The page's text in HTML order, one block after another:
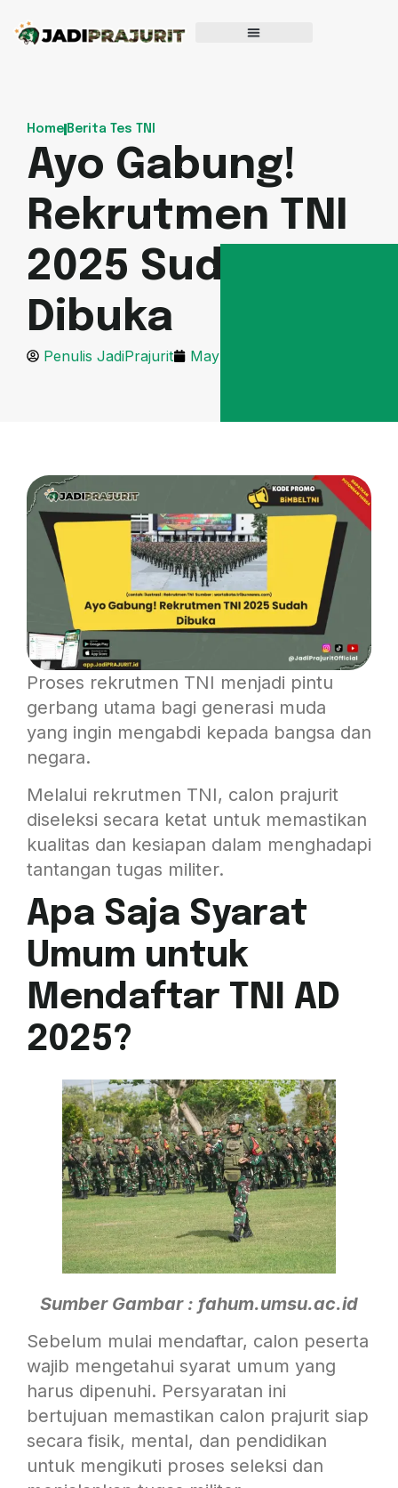
Home Berita Tes TNI
Ayo Gabung!
Rekrutmen TNI
2025 Sudah
Dibuka
Penulis JadiPrajurit May 21, 2025
Proses rekrutmen TNI menjadi pintu
gerbang utama bagi generasi muda
yang ingin mengabdi kepada bangsa dan
negara.
Melalui rekrutmen TNI, calon prajurit
diseleksi secara ketat untuk memastikan
kualitas dan kesiapan dalam menghadapi
tantangan tugas militer.
Apa Saja Syarat
Umum untuk
Mendaftar TNI AD
2025?
Sumber Gambar : fahum.umsu.ac.id
Sebelum mulai mendaftar, calon peserta
wajib mengetahui syarat umum yang
harus dipenuhi. Persyaratan ini
bertujuan memastikan calon prajurit siap
secara fisik, mental, dan pendidikan
untuk mengikuti proses seleksi dan